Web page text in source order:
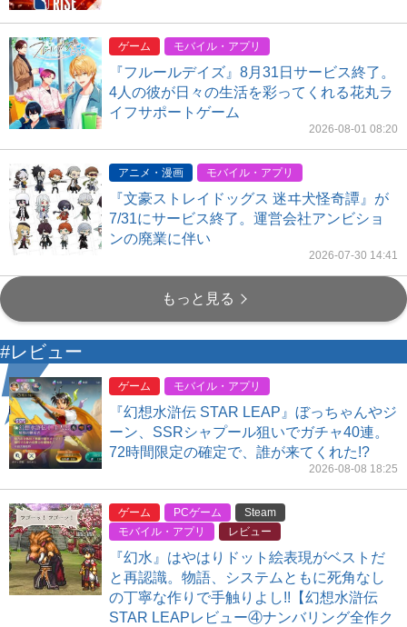
ゲーム モバイル・アプリ
『フルールデイズ』8月31日サービス終了。
4人の彼が日々の生活を彩ってくれる花丸ラ
イフサポートゲーム
2026-08-01 08:20
アニメ・漫画 モバイル・アプリ
『文豪ストレイドッグス 迷ヰ犬怪奇譚』が
7/31にサービス終了。運営会社アンビショ
ンの廃業に伴い
2026-07-30 14:41
もっと見る
#レビュー
ゲーム モバイル・アプリ
『幻想水滸伝 STAR LEAP』ぼっちゃんやジ
ーン、SSRシャプール狙いでガチャ40連。
72時間限定の確定で、誰が来てくれた!?
2026-08-08 18:25
ゲーム PCゲーム
Steam
モバイル・アプリ
レビュー
『幻水』はやはりドット絵表現がベストだ
と再認識。物語、システムともに死角なし
の丁寧な作りで手触りよし!!【幻想水滸伝
STAR LEAPレビュー④ナンバリング全作ク